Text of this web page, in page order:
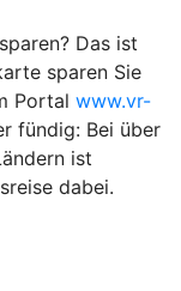
Das ist
sparen Sie
Portal www.vr-
fündig: Bei über
ist
dabei.